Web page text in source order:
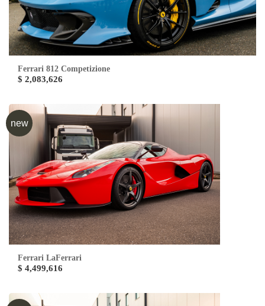
Ferrari 812 Competizione
$ 2,083,626
new
Ferrari LaFerrari
$ 4,499,616